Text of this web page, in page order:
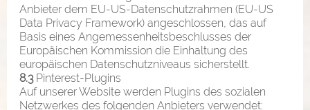
Anbieter dem EU-US-Datenschutzrahmen (EU-US
Data Privacy Framework) angeschlossen, das auf
Basis eines Angemessenheitsbeschlusses der
Europäischen Kommission die Einhaltung des
europäischen Datenschutzniveaus sicherstellt.
8.3Pinterest-Plugins
Auf unserer Website werden Plugins des sozialen
Netzwerkes des folgenden Anbieters verwendet: